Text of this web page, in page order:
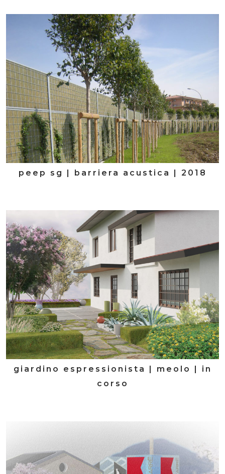
peep sg | barriera acustica | 2018
giardino espressionista | meolo | in
corso